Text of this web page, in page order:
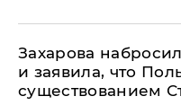
​Захарова
и заявила, что
существованием